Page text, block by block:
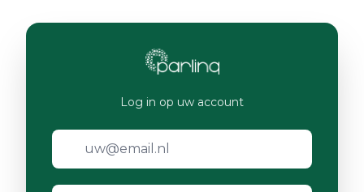
Log in op uw account